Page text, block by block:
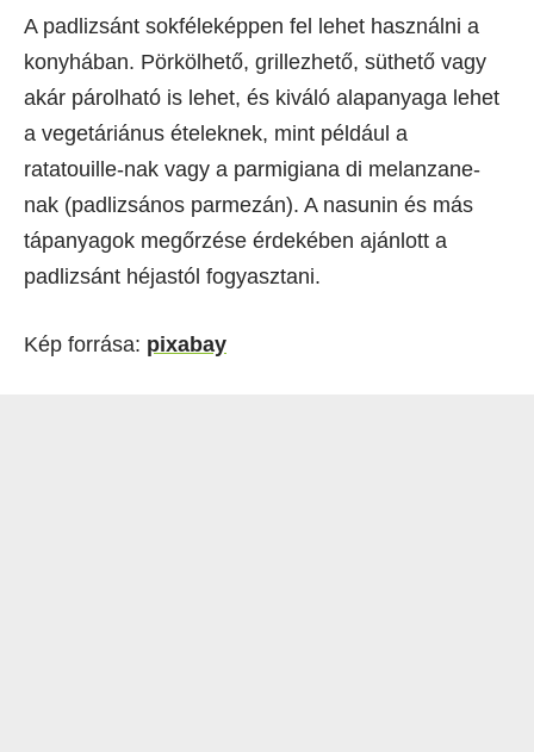
A padlizsánt sokféleképpen fel lehet használni a
konyhában. Pörkölhető, grillezhető, süthető vagy
akár párolható is lehet, és kiváló alapanyaga lehet
a vegetáriánus ételeknek, mint például a
ratatouille-nak vagy a parmigiana di melanzane-
nak (padlizsános parmezán). A nasunin és más
tápanyagok megőrzése érdekében ajánlott a
padlizsánt héjastól fogyasztani.
Kép forrása: pixabay